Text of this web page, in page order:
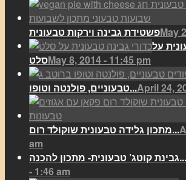
פשטידת גבינה וירקות טבעוניתMay
על
סלטMay 8, 2014 - 11:45 pm
טבעוניים, פולנטה וטופו...April 24,
מתכון גלידה טבעונית שוקולד רום...
am
גבינת קוטג’ טבעונית- מתכון להכנה...
- 1:46 am